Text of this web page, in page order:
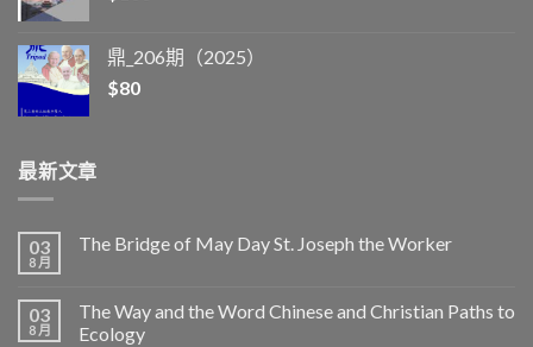
鼎_206期（2025）
$80
最新文章
03
8 月
The Bridge of May Day St. Joseph the Worker
03
8 月
The Way and the Word Chinese and Christian Paths to
Ecology